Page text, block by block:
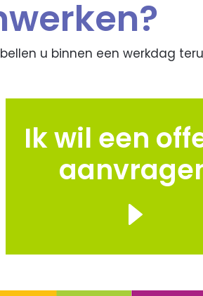
u binnen een werkdag
Ik wil een